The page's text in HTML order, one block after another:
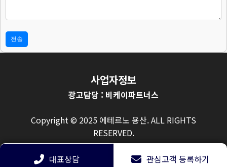
대표상담 관심고객 등록하기
사업자정보
광고담당 : 비케이파트너스
Copyright © 2025 에테르노 용산. ALL RIGHTS
RESERVED.